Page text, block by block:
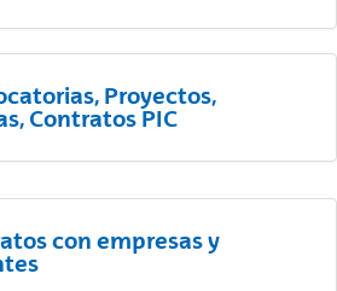
Proyectos,
Contratos PIC
con empresas y